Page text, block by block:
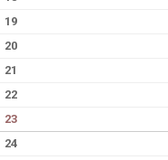
19
20
21
22
23
24